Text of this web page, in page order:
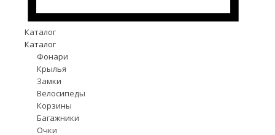
Каталог
Каталог
Фонари
Крылья
Замки
Велосипеды
Корзины
Багажники
Очки